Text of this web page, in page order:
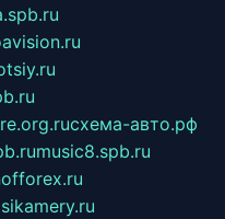
схема-авто.рф
music8.spb.ru